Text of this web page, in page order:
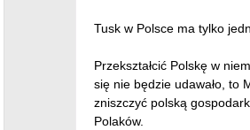
Tusk w Polsce ma tylko
Przekształcić Polskę w
się nie będzie udawało, to
zniszczyć polską
Polaków.